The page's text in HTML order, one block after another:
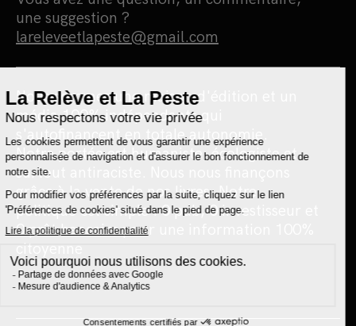
une suggestion ?
lareleveetlapeste@gmail.com
Nous sommes une maison d'édition et un
média 100% indépendants qui
s'autofinancent en totale autonomie.
Notre portée est humaniste, écologiste et
surtout antiraciste. Nous nous finançons
grâce à la vente de nos livres. Notre
politique est simple : 0 pub, 0 investisseur et
0 prêt bancaire pour une information 100%
citoyenne